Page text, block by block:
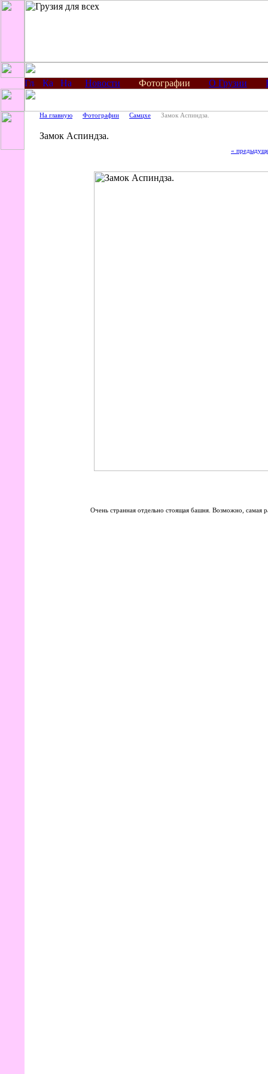
Новости Фотографии О Грузии
На главную Фотографии Самцхе Замок Аспиндза.
Замок Аспиндза.
«
Очень странная отдельно стоящая башня. Возможно, самая